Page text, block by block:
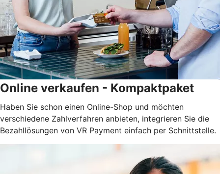
Online verkaufen - Kompaktpaket
Haben Sie schon einen Online-Shop und möchten
verschiedene Zahlverfahren anbieten, integrieren Sie die
Bezahllösungen von VR Payment einfach per Schnittstelle.